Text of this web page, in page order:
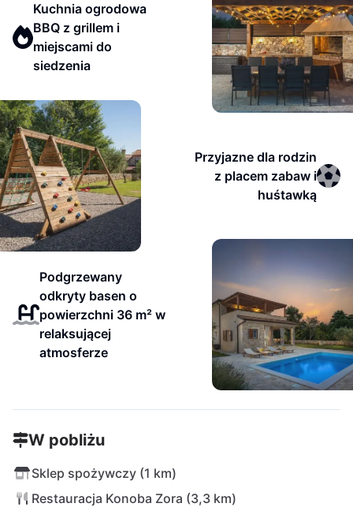
Kuchnia ogrodowa
BBQ z grillem i
miejscami do
siedzenia
Przyjazne dla rodzin
z placem zabaw i
huśtawką
Podgrzewany
odkryty basen o
powierzchni 36 m² w
relaksującej
atmosferze
W pobliżu
Sklep spożywczy (1 km)
Restauracja Konoba Zora (3,3 km)